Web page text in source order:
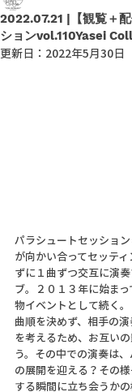
2022.07.21 |【観覧＋
ションvol.110Yasei
更新日： 2022年5月30日
パラシュートセッショ
が向かい合ってセッテ
ずに１曲ずつ交互に演
ブ。２０１３年に始ま
物イベントとして続く。
曲順を決めず、相手の
を考えるため、お互い
う。その中での演奏は
の展開を迎える？その
する瞬間に立ち会うか